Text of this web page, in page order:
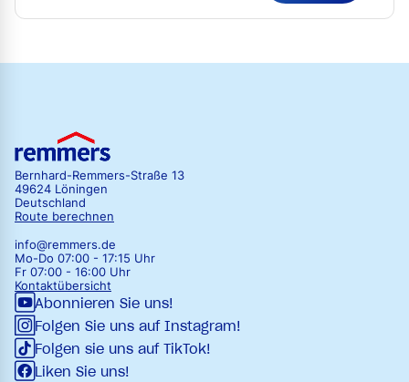
Bernhard-Remmers-Straße 13
49624 Löningen
Deutschland
Route berechnen
info@remmers.de
Mo-Do 07:00 - 17:15 Uhr
Fr 07:00 - 16:00 Uhr
Kontaktübersicht
Abonnieren Sie uns!
Folgen Sie uns auf Instagram!
Folgen sie uns auf TikTok!
Liken Sie uns!